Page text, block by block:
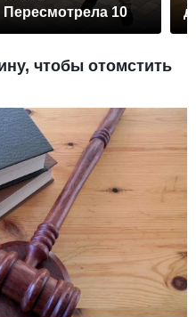
Пересмотрела 10
чтобы отомстить